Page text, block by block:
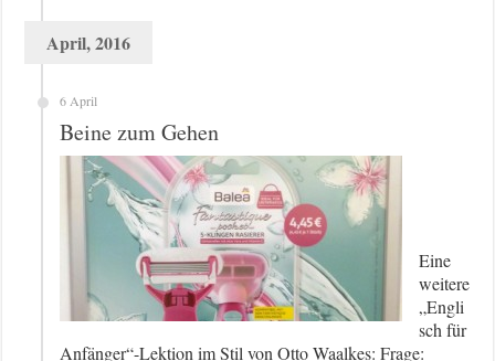
April, 2016
6 April
Beine zum Gehen
Eine
weitere
„Engli
sch für
Anfänger“-Lektion im Stil von Otto Waalkes: Frage: